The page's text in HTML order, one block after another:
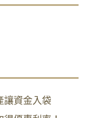
讓資金入袋